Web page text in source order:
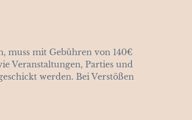
muss mit Gebühren von 140€
Veranstaltungen, Parties und
werden. Bei Verstößen